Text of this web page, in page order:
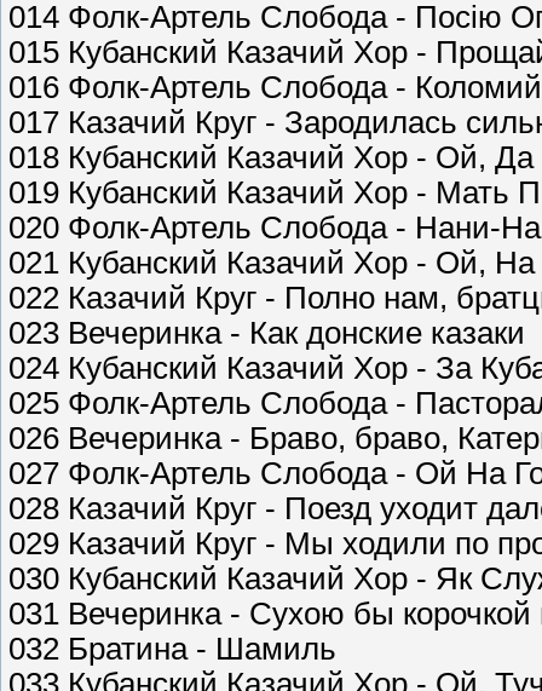
014 Фолк-Артель Слобода - Посiю
015 Кубанский Казачий Хор -
016 Фолк-Артель Слобода -
017 Казачий Круг - Зародилась
018 Кубанский Казачий Хор - Ой,
019 Кубанский Казачий Хор - Мать
020 Фолк-Артель Слобода - Нани-На
021 Кубанский Казачий Хор - Ой,
022 Казачий Круг - Полно нам,
023 Вечеринка - Как донские казаки
024 Кубанский Казачий Хор - За
025 Фолк-Артель Слобода -
026 Вечеринка - Браво, браво,
027 Фолк-Артель Слобода - Ой На
028 Казачий Круг - Поезд уходит
029 Казачий Круг - Мы ходили по
030 Кубанский Казачий Хор - Як
031 Вечеринка - Сухою бы корочкой
032 Братина - Шамиль
033 Кубанский Казачий Хор - Ой,